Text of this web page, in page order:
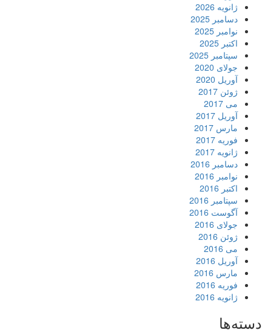
ژانویه 2026
دسامبر 2025
نوامبر 2025
اکتبر 2025
سپتامبر 2025
جولای 2020
آوریل 2020
ژوئن 2017
می 2017
آوریل 2017
مارس 2017
فوریه 2017
ژانویه 2017
دسامبر 2016
نوامبر 2016
اکتبر 2016
سپتامبر 2016
آگوست 2016
جولای 2016
ژوئن 2016
می 2016
آوریل 2016
مارس 2016
فوریه 2016
ژانویه 2016
دسته‌ها